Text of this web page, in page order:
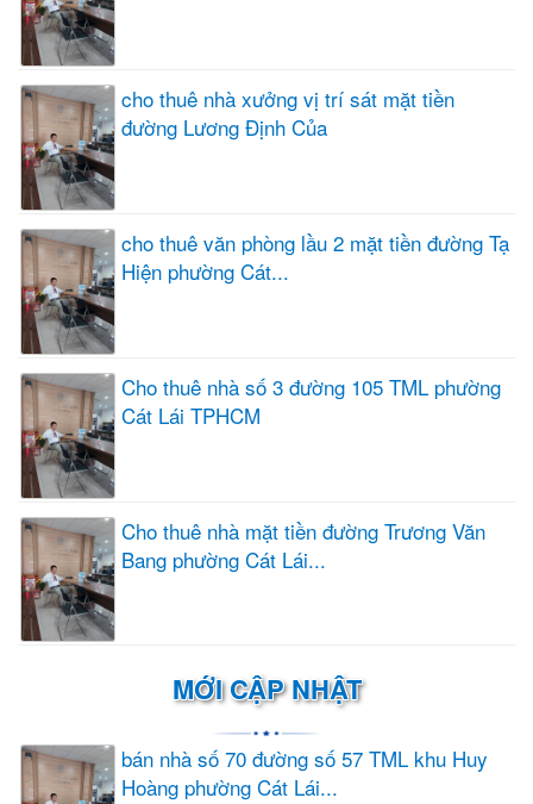
cho thuê nhà xưởng vị trí sát mặt tiền
đường Lương Định Của
cho thuê văn phòng lầu 2 mặt tiền đường Tạ
Hiện phường Cát...
Cho thuê nhà số 3 đường 105 TML phường
Cát Lái TPHCM
Cho thuê nhà mặt tiền đường Trương Văn
Bang phường Cát Lái...
MỚI CẬP NHẬT
bán nhà số 70 đường số 57 TML khu Huy
Hoàng phường Cát Lái...